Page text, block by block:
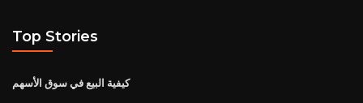
Top Stories
كيفية البيع في سوق الأسهم